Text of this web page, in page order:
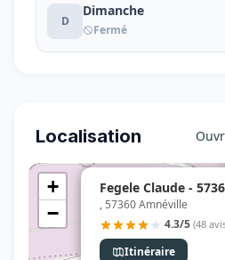
D
Dimanche
Fermé
Localisation
Fegele Claude -
, 57360 Amnéville
4.3/5 (48
Itinéraire
+
−